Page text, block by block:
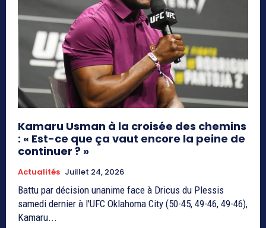
Kamaru Usman à la croisée des chemins
: « Est-ce que ça vaut encore la peine de
continuer ? »
Actualités Juillet 24, 2026
Battu par décision unanime face à Dricus du Plessis
samedi dernier à l'UFC Oklahoma City (50-45, 49-46, 49-46),
Kamaru...